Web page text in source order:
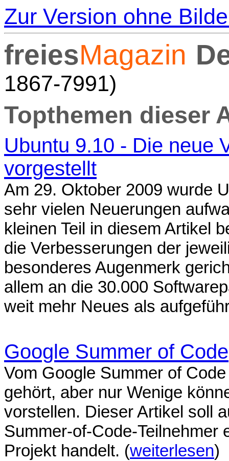
Zur Version ohne
freiesMagazin
1867-7991)
Topthemen dieser
Ubuntu 9.10 - Die neue
vorgestellt
Am 29. Oktober 2009 wurde
sehr vielen Neuerungen
kleinen Teil in diesem Artikel
die Verbesserungen der
besonderes Augenmerk
allem an die 30.000
weit mehr Neues als
Google Summer of Code
Vom Google Summer of
gehört, aber nur Wenige
vorstellen. Dieser Artikel soll
Summer-of-Code-Teilnehmer
Projekt handelt. (weiterlesen)